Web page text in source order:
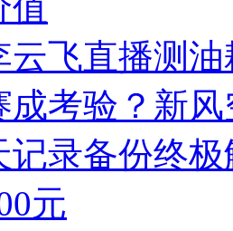
云飞直播测
成考验？新
记录备份终
元